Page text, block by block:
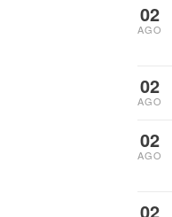
02
AGO
02
AGO
02
AGO
02